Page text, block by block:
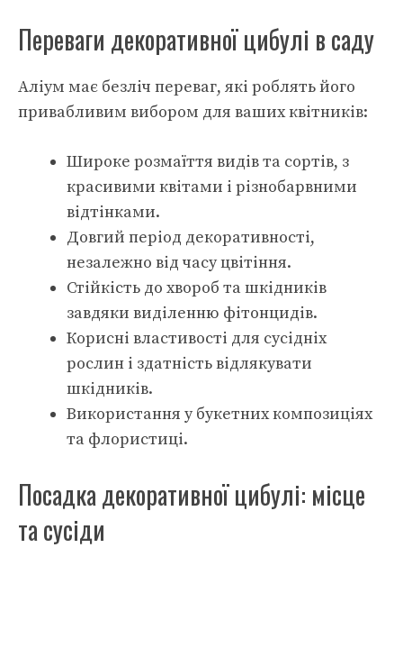
Переваги декоративної цибулі в саду
Аліум має безліч переваг, які роблять його
привабливим вибором для ваших квітників:
Широке розмаїття видів та сортів, з
красивими квітами і різнобарвними
відтінками.
Довгий період декоративності,
незалежно від часу цвітіння.
Стійкість до хвороб та шкідників
завдяки виділенню фітонцидів.
Корисні властивості для сусідніх
рослин і здатність відлякувати
шкідників.
Використання у букетних композиціях
та флористиці.
Посадка декоративної цибулі: місце
та сусіди